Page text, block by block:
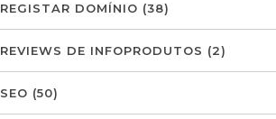
REGISTAR DOMÍNIO (38)
REVIEWS DE INFOPRODUTOS (2)
SEO (50)